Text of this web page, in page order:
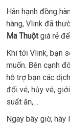
Hân hạnh đồng
hàng, Vlink đã
Ma Thuộtgiá rẻ
Khi tới Vlink, bạn
muốn. Bên cạnh
hỗ trợ bạn các
đổi vé, hủy vé,
suất ăn,…
Ngay bây giờ, hãy